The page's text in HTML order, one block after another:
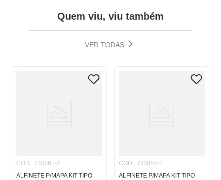
Quem viu, viu também
VER TODAS
COD.: 733861-2
ALFINETE P/MAPA KIT TIPO
COD.: 733857-2
ALFINETE P/MAPA KIT TIPO